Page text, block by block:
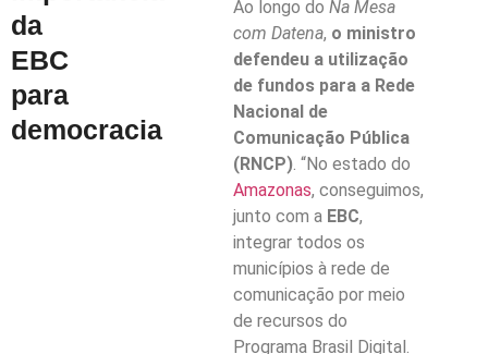
da
EBC
para
democracia
Ao longo doNa Mesa
com Datena, o ministro
defendeu a utilização
de fundos para a Rede
Nacional de
Comunicação Pública
(RNCP). “No estado do
Amazonas, conseguimos,
junto com a EBC,
integrar todos os
municípios à rede de
comunicação por meio
de recursos do
Programa Brasil Digital.